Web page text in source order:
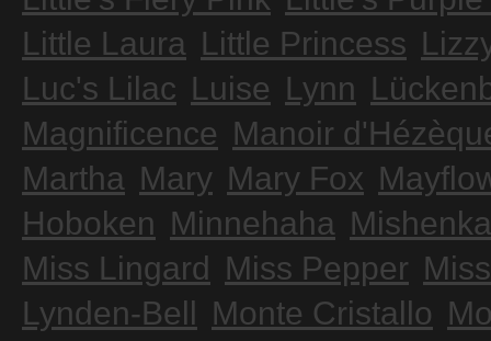
Little Laura Little Princess
Luc's Lilac Luise Lynn
Magnificence Manoir
Martha Mary Mary Fox
Hoboken Minnehaha Mishenka
Miss Lingard Miss Pepper
Lynden-Bell Monte Cristallo